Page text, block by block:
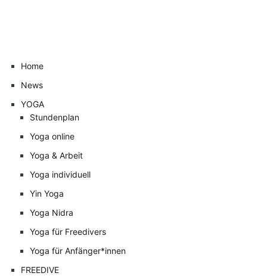
Home
News
YOGA
Stundenplan
Yoga online
Yoga & Arbeit
Yoga individuell
Yin Yoga
Yoga Nidra
Yoga für Freedivers
Yoga für Anfänger*innen
FREEDIVE